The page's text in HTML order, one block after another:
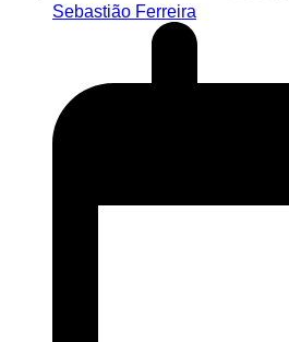
Sebastião Ferreira